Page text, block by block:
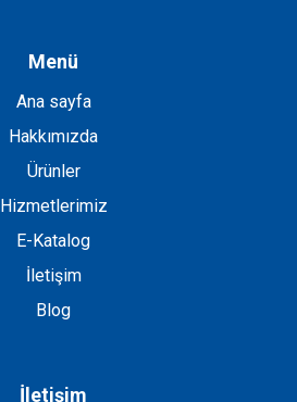
Menü
Ana sayfa
Hakkımızda
Ürünler
Hizmetlerimiz
E-Katalog
İletişim
Blog
İletişim